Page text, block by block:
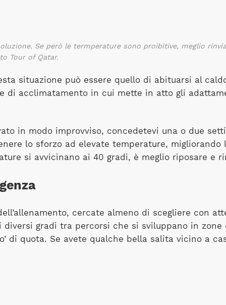
Se però le termperature sono proibitive, meglio
Tour of Qatar.
situazione può essere quello di abituarsi al
di acclimatamento in cui mette in atto gli
in modo improvviso, concedetevi una o due
lo sforzo ad elevate temperature,
si avvicinano ai 40 gradi, è meglio riposare e
cercate almeno di scegliere con
gradi tra percorsi che si sviluppano in zone
di quota. Se avete qualche bella salita vicino a